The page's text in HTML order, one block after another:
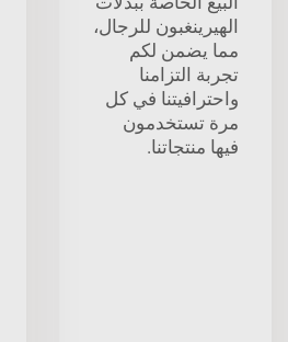
الهيرينغبون للرجال،
مما يضمن لكم
تجربة التزامنا
واحترافيتنا في كل
مرة تستخدمون
فيها منتجاتنا.